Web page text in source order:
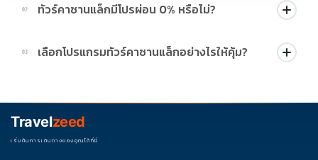
02 ทัวร์คาซานแล็กมีโปรผ่อน 0% หรือไม่?
บางโปรแกรมมีโปรผ่อน 0% หรือโปรโมชั่นบัตรเครดิตตามเงื่อนไขที่
บริษัทกำหนด สามารถดูสัญลักษณ์โปรโมชั่นในรายการทัวร์แต่ละ
03 เลือกโปรแกรมทัวร์คาซานแล็กอย่างไรให้คุ้ม?
ช่วงราคา ไม่ควรเทียบจากราคาต่ำสุดเพียงอย่างเดียว
Travelzeed
เริ่มต้นการเดินทางของคุณได้ที่นี่